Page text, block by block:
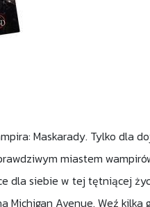
Maskarady. Tylko dla
miastem
dla siebie w tej tętniącej
Avenue. Weź kilka